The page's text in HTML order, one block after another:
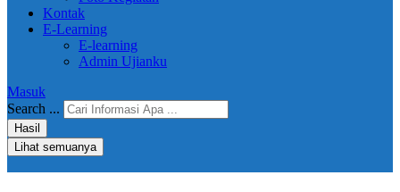
Kontak
E-Learning
E-learning
Admin Ujianku
Masuk
Search ...
Hasil
Lihat semuanya